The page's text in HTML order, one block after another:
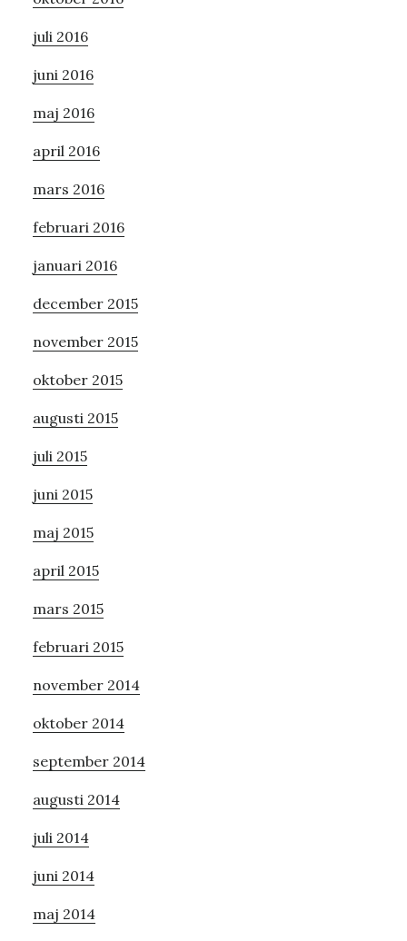
juli 2016
juni 2016
maj 2016
april 2016
mars 2016
februari 2016
januari 2016
december 2015
november 2015
oktober 2015
augusti 2015
juli 2015
juni 2015
maj 2015
april 2015
mars 2015
februari 2015
november 2014
oktober 2014
september 2014
augusti 2014
juli 2014
juni 2014
maj 2014